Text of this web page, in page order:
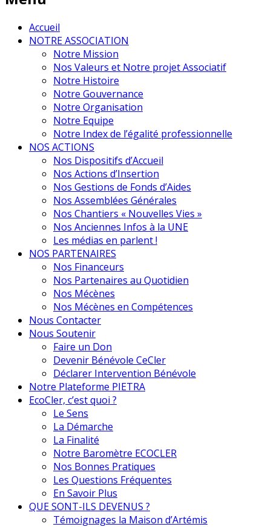
Accueil
NOTRE ASSOCIATION
Notre Mission
Nos Valeurs et Notre projet Associatif
Notre Histoire
Notre Gouvernance
Notre Organisation
Notre Equipe
Notre Index de l’égalité professionnelle
NOS ACTIONS
Nos Dispositifs d’Accueil
Nos Actions d’Insertion
Nos Gestions de Fonds d’Aides
Nos Assemblées Générales
Nos Chantiers « Nouvelles Vies »
Nos Anciennes Infos à la UNE
Les médias en parlent !
NOS PARTENAIRES
Nos Financeurs
Nos Partenaires au Quotidien
Nos Mécènes
Nos Mécènes en Compétences
Nous Contacter
Nous Soutenir
Faire un Don
Devenir Bénévole CeCler
Déclarer Intervention Bénévole
Notre Plateforme PIETRA
EcoCler, c’est quoi ?
Le Sens
La Démarche
La Finalité
Notre Baromètre ECOCLER
Nos Bonnes Pratiques
Les Questions Fréquentes
En Savoir Plus
QUE SONT-ILS DEVENUS ?
Témoignages la Maison d’Artémis